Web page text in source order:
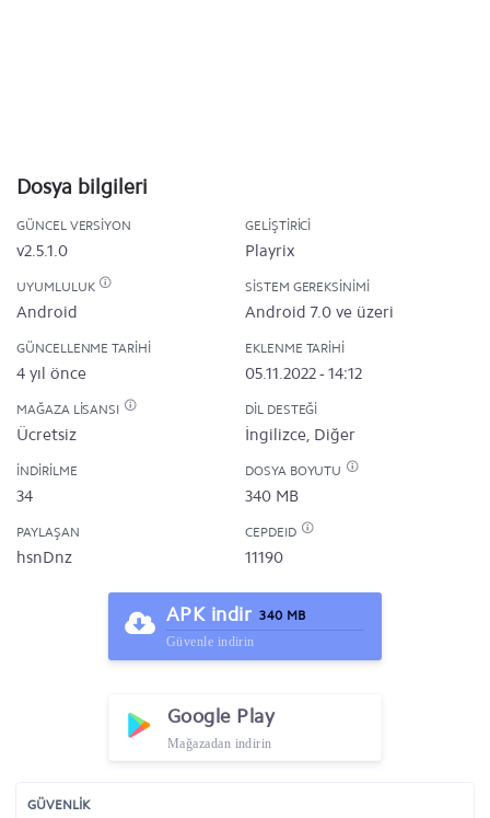
Dosya bilgileri
GÜNCEL VERSIYON
v2.5.1.0
GELIŞTIRICI
Playrix
UYUMLULUK
Android
SISTEM GEREKSINIMI
Android 7.0 ve üzeri
GÜNCELLENME TARIHI
4 yıl önce
EKLENME TARIHI
05.11.2022 - 14:12
MAĞAZA LISANSI
Ücretsiz
DIL DESTEĞI
İngilizce, Diğer
İNDIRILME
34
DOSYA BOYUTU
340 MB
PAYLAŞAN
hsnDnz
CEPDEID
11190
APK indir 340 MB
Güvenle indirin
Google Play
Mağazadan indirin
GÜVENLİK